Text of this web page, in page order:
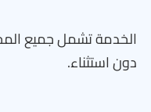
الخدمة تشمل جميع
دون استثناء.